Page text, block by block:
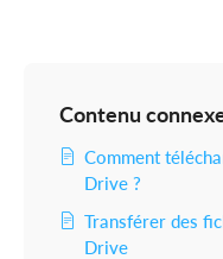
Contenu
Comment
Drive ?
Transférer des
Drive